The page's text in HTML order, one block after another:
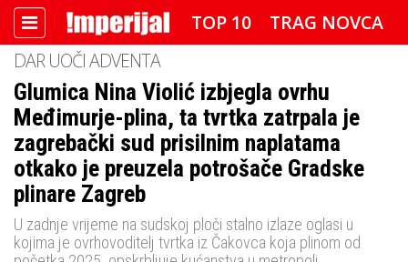
TOP 10
TRAG NOVCA
DETEKTOR
FOTO SPECIJAL
IMPERIJAL VIDEO
RADAR
IMPERIJAL & FREETIME
IMPERIJALOVE POZNATE FACE
DAR UOČI ADVENTA
Glumica Nina Violić izbjegla ovrhu
Međimurje-plina, ta tvrtka zatrpala je
zagrebački sud prisilnim naplatama
otkako je preuzela potrošače Gradske
plinare Zagreb
U zadnje vrijeme na sudskoj ploči stalno izlaze oglasi u
kojima je ovrhovoditelj tvrtka iz Čakovca koja plinom od